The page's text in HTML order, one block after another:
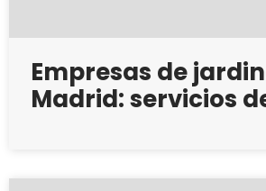
Empresas de
Madrid: servicios